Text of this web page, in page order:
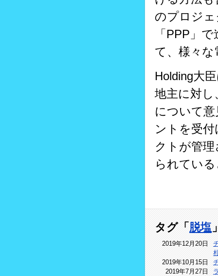
のプロジ
「PPP」
て、様々
Holding大
地主に対し
について
ントを受
クトが管
られてい
タグ「脱塩
2019年12月20日
2019年10月15日
2019年7月27日